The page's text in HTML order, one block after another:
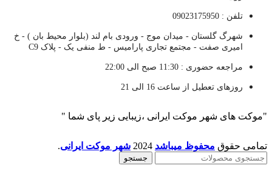
تلفن : 09023175950
شهرگ گلستان - میدان موج - ورودی بام لند (بلوار محیط بان ) - خ
امیری صفت - مجتمع تجاری پارامیس - ط منفی یک - پلاک C9
مراجعه حضوری : 11:30 صبح الی 22:00
روزهای تعطیل از ساعت 16 الی 21
"موکت های شهر موکت ایرانی ،زیبایی زیر پای شما "
تمامی حقوق محفوظ میباشد شهر موکت ایرانی.
جستجو